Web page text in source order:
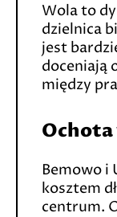
Wola to
dzielnica
jest
doceniają
między
Ochota
Bemowo i
kosztem
centrum.